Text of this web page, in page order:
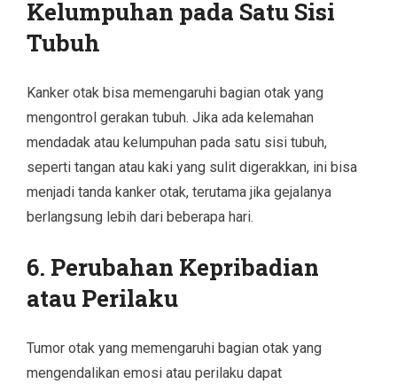
Kelumpuhan pada Satu Sisi
Tubuh
Kanker otak bisa memengaruhi bagian otak yang
mengontrol gerakan tubuh. Jika ada kelemahan
mendadak atau kelumpuhan pada satu sisi tubuh,
seperti tangan atau kaki yang sulit digerakkan, ini bisa
menjadi tanda kanker otak, terutama jika gejalanya
berlangsung lebih dari beberapa hari.
6. Perubahan Kepribadian
atau Perilaku
Tumor otak yang memengaruhi bagian otak yang
mengendalikan emosi atau perilaku dapat